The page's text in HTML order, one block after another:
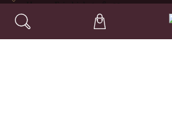
Herzog Friedrichstraße 32
6020
Austria
+43 664 1581871